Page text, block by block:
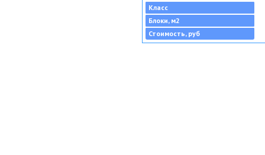
Класс
Блоки, м2
Стоимость, руб